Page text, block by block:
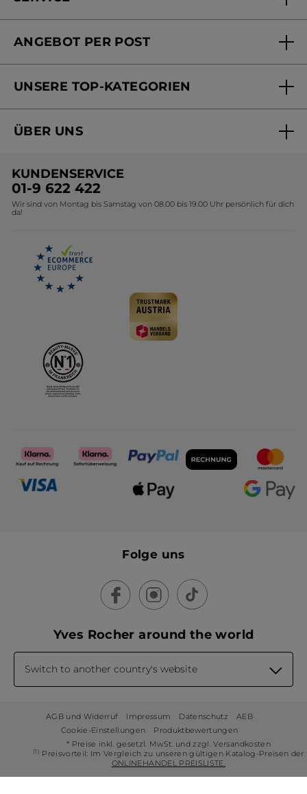
Mein Konto
Online Preisliste
ANGEBOT PER POST
Versandhandel Preisliste
UNSERE TOP-KATEGORIEN
Black Friday Yves Rocher
Geschenkideen Yves Rocher
Kollektion Monoi Yves Rocher
ÜBER UNS
Umweltstiftung YR
Affiliate Programm
KUNDENSERVICE
01-9 622 422
Wir sind von Montag bis Samstag von 08.00 bis 19.00 Uhr persönlich für dich
da!
Folge uns
Yves Rocher around the world
Switch to another country's website
AGB und Widerruf Impressum Datenschutz
AEB
Cookie-Einstellungen
Produktbewertungen
* Preise inkl. gesetzl. MwSt. und zzgl. Versandkosten
(1) Preisvorteil: Im Vergleich zu unseren gültigen Katalog-Preisen der
ONLINEHANDEL PREISLISTE.